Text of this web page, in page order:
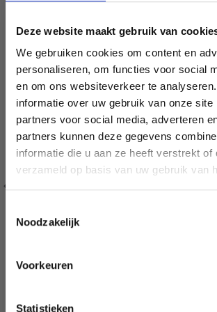
Deze website maakt gebruik van
We gebruiken cookies om content en
personaliseren, om functies voor social
en om ons websiteverkeer te
informatie over uw gebruik van onze site
partners voor social media, adverteren
partners kunnen deze gegevens
informatie die u aan ze heeft verstrekt of
verzameld op basis van uw gebruik van
Noodzakelijk
Voorkeuren
Statistieken
20% korting
35 CM
Économisez
Soyez le premier à connaître